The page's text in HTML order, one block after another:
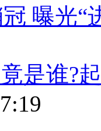
曝光“
是谁?